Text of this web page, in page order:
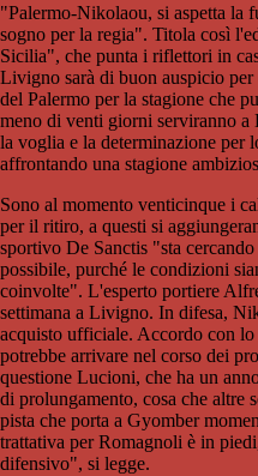
"Palermo-Nikolaou, si aspetta la
sogno per la regia". Titola così
Sicilia", che punta i riflettori in
Livigno sarà di buon auspicio
del Palermo per la stagione che
meno di venti giorni serviranno
la voglia e la determinazione per
affrontando una stagione
Sono al momento venticinque i
per il ritiro, a questi si
sportivo De Sanctis "sta
possibile, purché le condizioni
coinvolte". L'esperto portiere
settimana a Livigno. In difesa,
acquisto ufficiale. Accordo con
potrebbe arrivare nel corso dei
questione Lucioni, che ha un
di prolungamento, cosa che altre
pista che porta a Gyomber
trattativa per Romagnoli è in
difensivo", si legge.